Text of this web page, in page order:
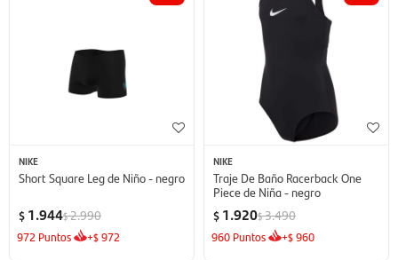
NIKE
Short Square Leg de Niño - negro
$ 1.944$2.990
972 Puntos +$972
NIKE
Traje De Baño Racerback One
Piece de Niña - negro
$ 1.920$3.490
960 Puntos +$960